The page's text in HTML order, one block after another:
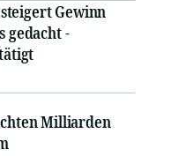
Gewinn
gedacht -
Milliarden